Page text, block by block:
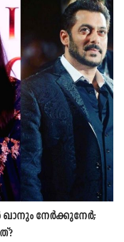
ഖാനും നേർക്കുനേർ;